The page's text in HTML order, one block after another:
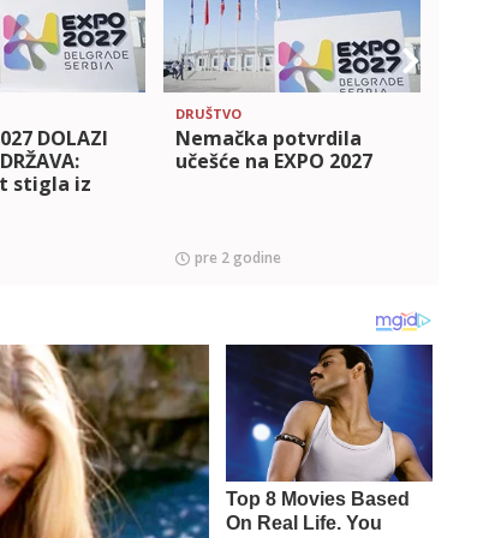
DOLAZI
stigla iz
DRUŠTVO
Nemačka potvrdila
učešće na EXPO 2027
pre 2 godine